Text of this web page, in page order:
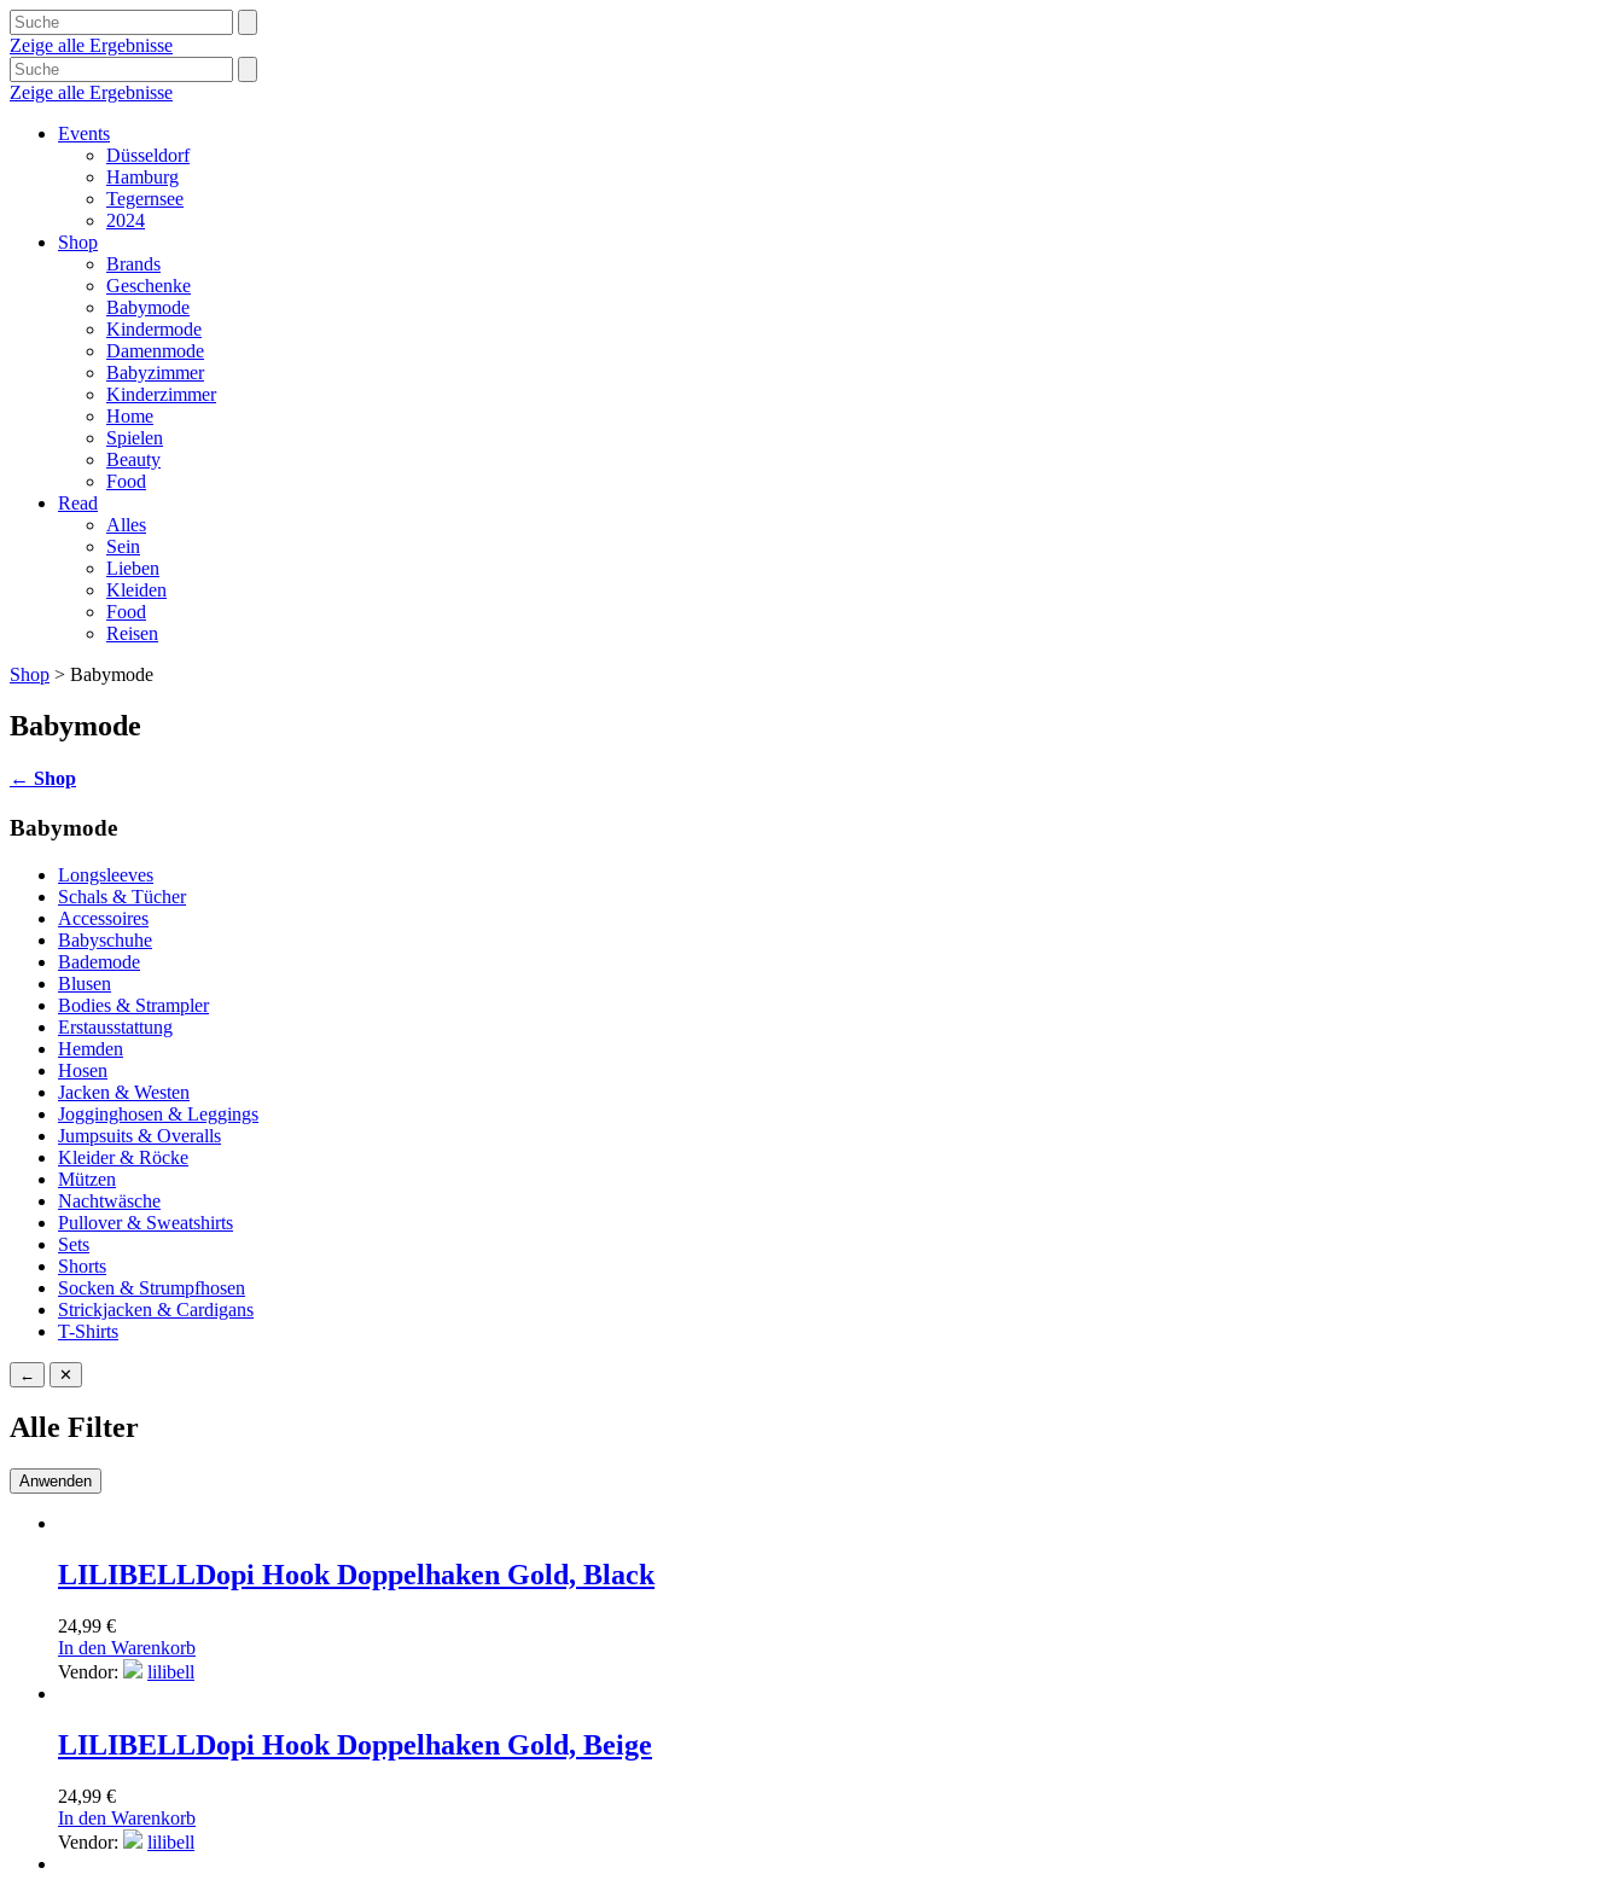
Zeige alle Ergebnisse
Zeige alle Ergebnisse
Events
Düsseldorf
Hamburg
Tegernsee
2024
Shop
Brands
Geschenke
Babymode
Kindermode
Damenmode
Babyzimmer
Kinderzimmer
Home
Spielen
Beauty
Food
Read
Alles
Sein
Lieben
Kleiden
Food
Reisen
Shop > Babymode
Babymode
← Shop
Babymode
Longsleeves
Schals & Tücher
Accessoires
Babyschuhe
Bademode
Blusen
Bodies & Strampler
Erstausstattung
Hemden
Hosen
Jacken & Westen
Jogginghosen & Leggings
Jumpsuits & Overalls
Kleider & Röcke
Mützen
Nachtwäsche
Pullover & Sweatshirts
Sets
Shorts
Socken & Strumpfhosen
Strickjacken & Cardigans
T-Shirts
← ✕
Alle Filter
Anwenden
LILIBELLDopi Hook Doppelhaken Gold, Black
24,99 €
In den Warenkorb
Vendor:
lilibell
LILIBELLDopi Hook Doppelhaken Gold, Beige
24,99 €
In den Warenkorb
Vendor:
lilibell